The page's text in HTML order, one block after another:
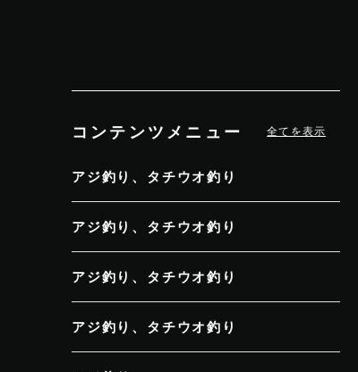
コンテンツメニュー 全てを表示
アジ釣り、タチウオ釣り
アジ釣り、タチウオ釣り
アジ釣り、タチウオ釣り
アジ釣り、タチウオ釣り